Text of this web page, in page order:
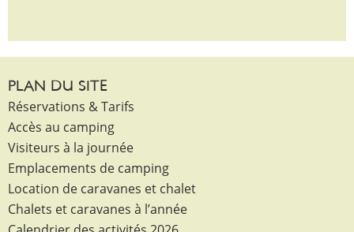
PLAN DU SITE
Réservations & Tarifs
Accès au camping
Visiteurs à la journée
Emplacements de camping
Location de caravanes et chalet
Chalets et caravanes à l’année